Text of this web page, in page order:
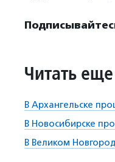
Читать еще
В Архангельске
В Новосибирске
В Великом